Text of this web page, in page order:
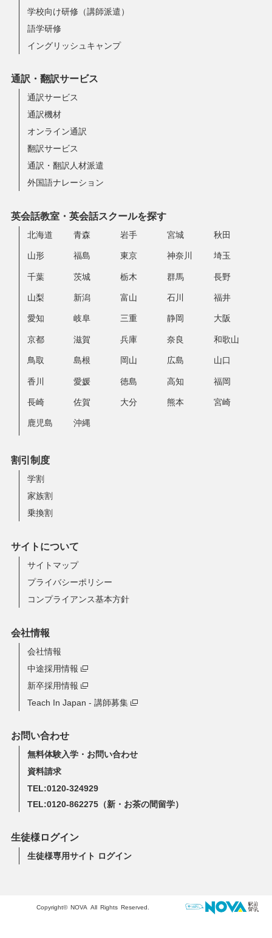
学校向け研修（講師派遣）
語学研修
イングリッシュキャンプ
通訳・翻訳サービス
通訳サービス
通訳機材
オンライン通訳
翻訳サービス
通訳・翻訳人材派遣
外国語ナレーション
英会話教室・英会話スクールを探す
北海道 青森 岩手 宮城 秋田
山形 福島 東京 神奈川 埼玉
千葉 茨城 栃木 群馬 長野
山梨 新潟 富山 石川 福井
愛知 岐阜 三重 静岡 大阪
京都 滋賀 兵庫 奈良 和歌山
鳥取 島根 岡山 広島 山口
香川 愛媛 徳島 高知 福岡
長崎 佐賀 大分 熊本 宮崎
鹿児島 沖縄
割引制度
学割
家族割
乗換割
サイトについて
サイトマップ
プライバシーポリシー
コンプライアンス基本方針
会社情報
会社情報
中途採用情報
新卒採用情報
Teach In Japan - 講師募集
お問い合わせ
無料体験入学・お問い合わせ
資料請求
TEL:0120-324929
TEL:0120-862275（新・お茶の間留学）
生徒様ログイン
生徒様専用サイト ログイン
Copyright© NOVA All Rights Reserved.